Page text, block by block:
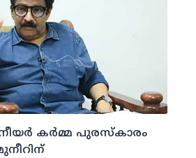
കര്‍മ്മ പുരസ്‌കാരം